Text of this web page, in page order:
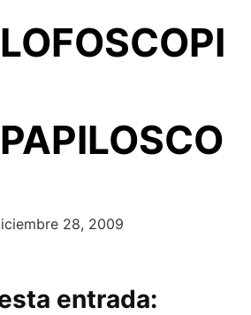
28, 2009
entrada: